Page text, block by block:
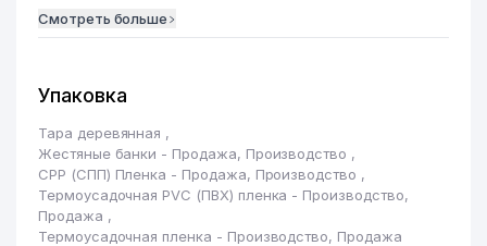
Смотреть больше
Упаковка
Тара деревянная ,
Жестяные банки - Продажа, Производство ,
CРР (СПП) Пленка - Продажа, Производство ,
Термоусадочная PVC (ПВХ) пленка - Производство,
Продажа ,
Термоусадочная пленка - Производство, Продажа